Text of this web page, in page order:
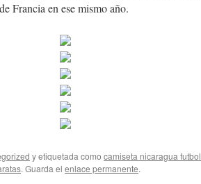
Francia en ese mismo año.
y etiquetada como camiseta nicaragua futbol
. Guarda el enlace permanente.